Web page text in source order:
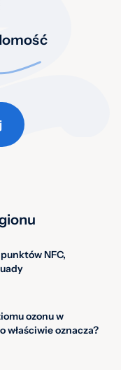
NFC,
ozonu w
właściwie oznacza?